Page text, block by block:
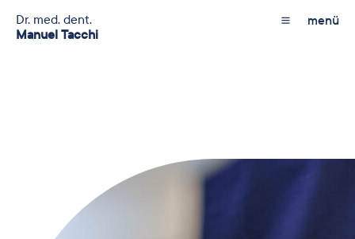
Dr. med. dent.
Manuel Tacchi
menü